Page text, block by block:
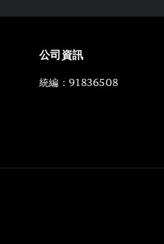
公司資訊
統編：91836508